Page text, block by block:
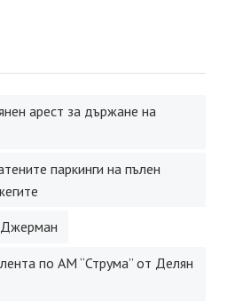
арест за държане на
паркинги на пълен
Джерман
по АМ “Струма” от Делян